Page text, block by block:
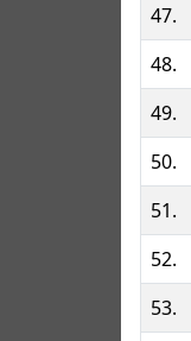
47.
48.
49.
50.
51.
52.
53.